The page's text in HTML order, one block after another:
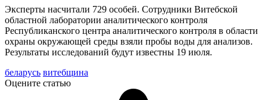
Эксперты насчитали 729 особей. Сотрудники Витебской
областной лаборатории аналитического контроля
Республиканского центра аналитического контроля в области
охраны окружающей среды взяли пробы воды для анализов.
Результаты исследований будут известны 19 июля.
беларусь витебщина
Оцените статью